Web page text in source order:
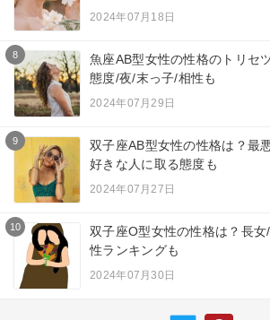
2024年07月18日
8
魚座AB型女性の性格のトリセ
態度/夜/末っ子/相性も
2024年07月29日
9
双子座AB型女性の性格は？最
好きな人に取る態度も
2024年07月27日
10
双子座O型女性の性格は？長
性ランキングも
2024年07月30日